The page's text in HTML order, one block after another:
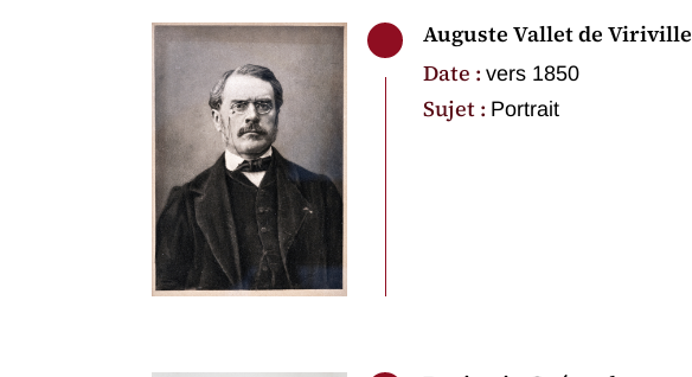
Auguste Vallet de Viriville
Date : vers 1850
Sujet : Portrait